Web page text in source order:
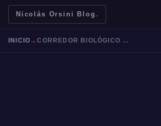
Nicolás Orsini Blog .
INICIO → CORREDOR BIOLÓGICO EN DURIGUTTI